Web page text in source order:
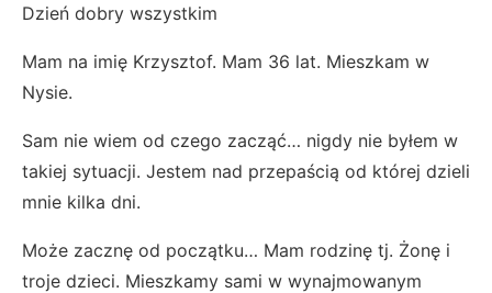
Dzień dobry wszystkim
Mam na imię Krzysztof. Mam 36 lat. Mieszkam w
Nysie.
Sam nie wiem od czego zacząć… nigdy nie byłem w
takiej sytuacji. Jestem nad przepaścią od której dzieli
mnie kilka dni.
Może zacznę od początku… Mam rodzinę tj. Żonę i
troje dzieci. Mieszkamy sami w wynajmowanym